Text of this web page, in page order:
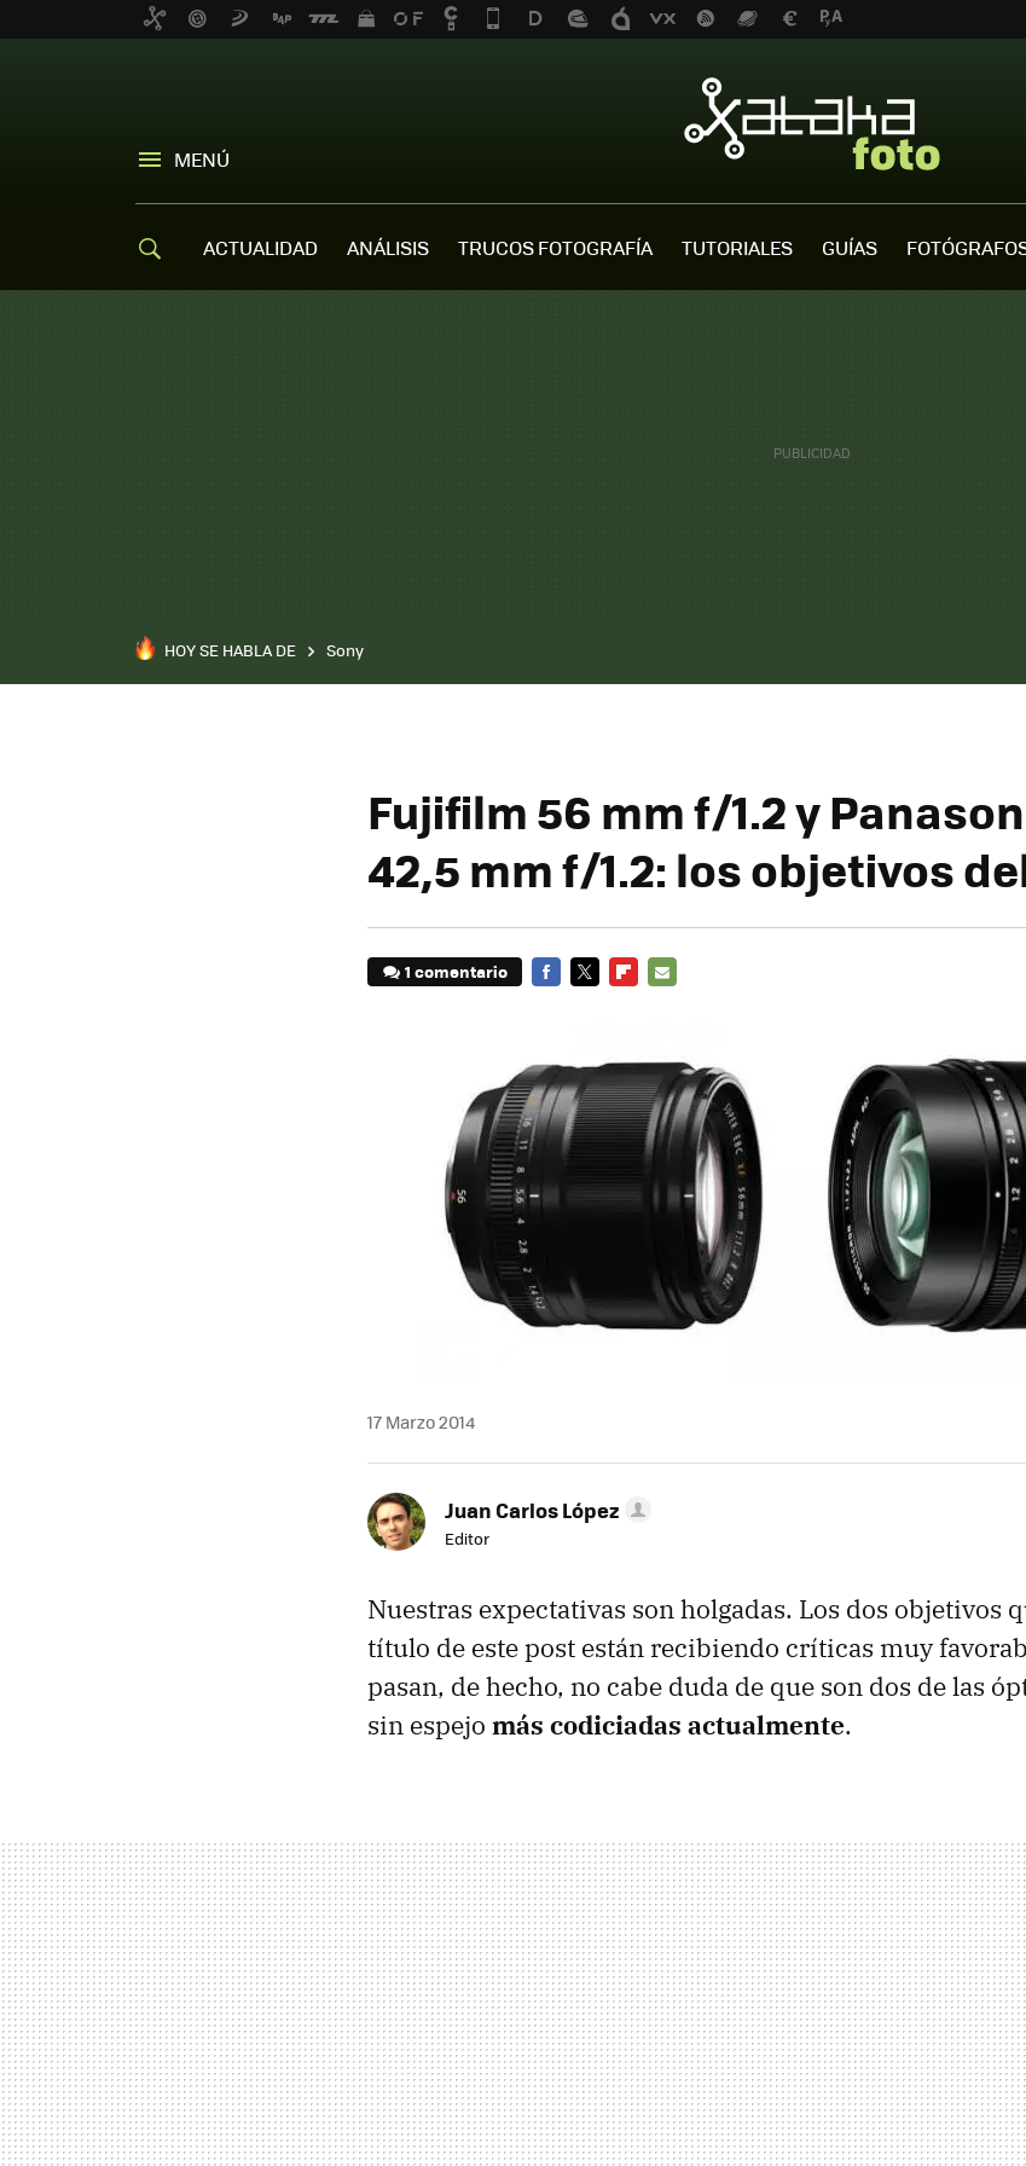
MENÚ
ACTUALIDAD ANÁLISIS TRUCOS FOTOGRAFÍA TUTORIALES GUÍAS
HOY SE HABLA DE Sony
Fujifilm 56 mm f/1.2 y
42,5 mm f/1.2: los objetivos
1 comentario
17 Marzo 2014
Juan Carlos López
Editor
Nuestras expectativas son holgadas. Los dos objetivos
título de este post están recibiendo críticas muy
pasan, de hecho, no cabe duda de que son dos de las
sin espejo más codiciadas actualmente.